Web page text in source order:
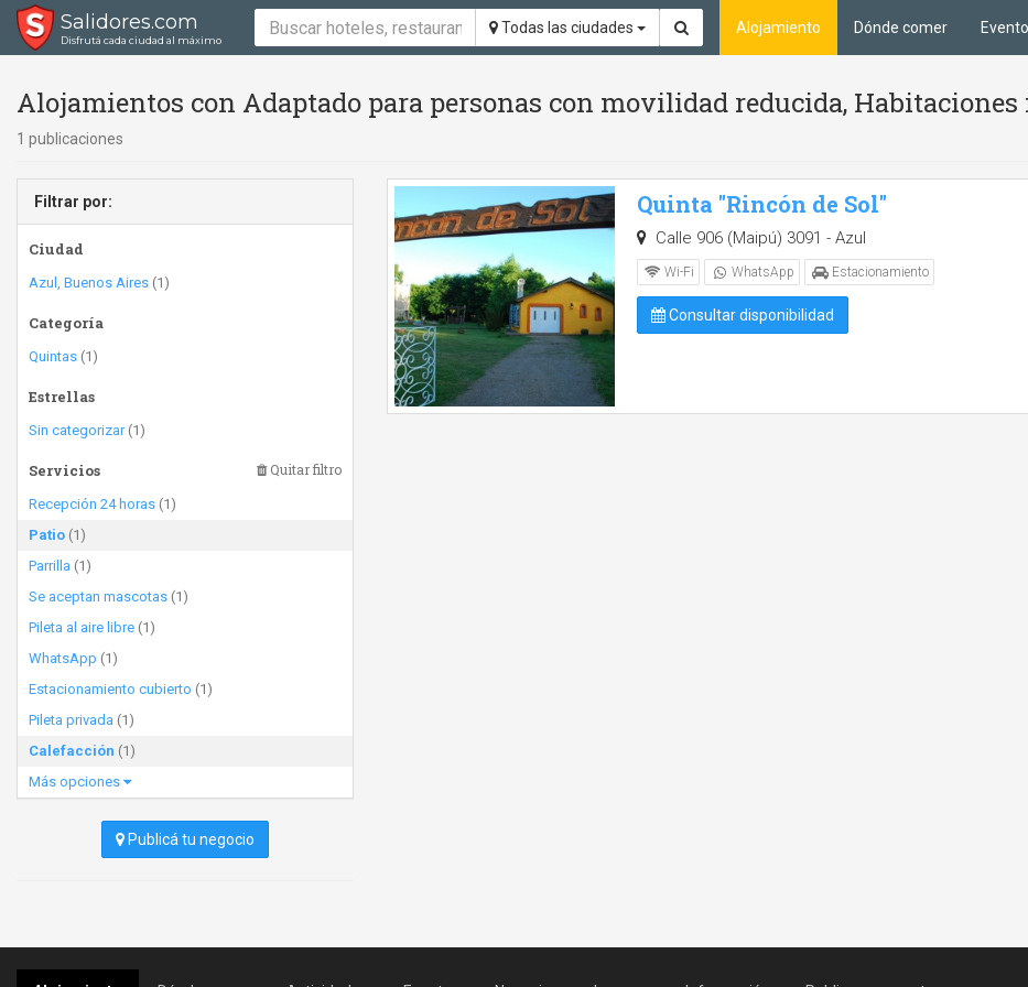
Salidores.com
Disfrutá cada ciudad al máximo
Todas las ciudades Alojamiento Dónde comer
Alojamientos con Adaptado para personas con movilidad reducida,
1 publicaciones
Filtrar por:
Ciudad
Azul, Buenos Aires (1)
Categoría
Quintas (1)
Estrellas
Sin categorizar(1)
Servicios Quitar filtro
Recepción 24 horas (1)
Patio (1)
Parrilla (1)
Se aceptan mascotas (1)
Pileta al aire libre (1)
WhatsApp (1)
Estacionamiento cubierto (1)
Pileta privada (1)
Calefacción (1)
Más opciones
Publicá tu negocio
Quinta "Rincón de Sol"
Calle 906 (Maipú) 3091 - Azul
Wi-Fi WhatsApp Estacionamiento
Consultar disponibilidad